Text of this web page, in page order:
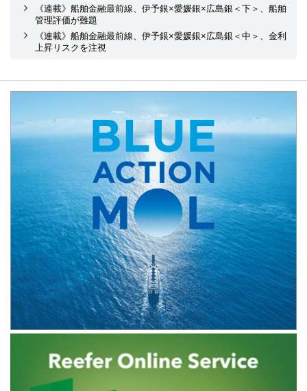
《連載》船舶金融最前線、伊予銀×愛媛銀×広島銀＜下＞、船舶
管理評価が難題
《連載》船舶金融最前線、伊予銀×愛媛銀×広島銀＜中＞、金利
上昇リスクを注視